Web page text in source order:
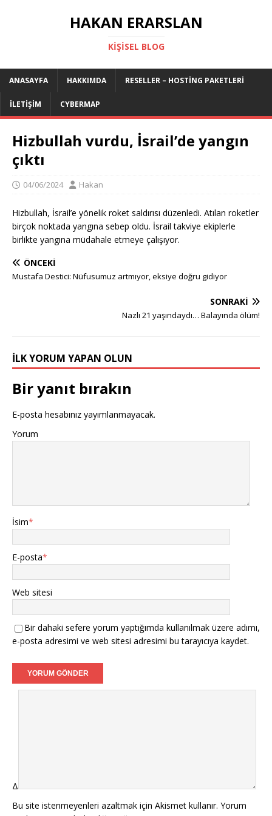
HAKAN ERARSLAN
KIŞISEL BLOG
ANASAYFA HAKKIMDA RESELLER – HOSTING PAKETLERI
İLETIŞIM CYBERMAP
Hizbullah vurdu, İsrail’de yangın
çıktı
04/06/2024 Hakan
Hizbullah, İsrail’e yönelik roket saldırısı düzenledi. Atılan roketler
birçok noktada yangına sebep oldu. İsrail takviye ekiplerle
birlikte yangına müdahale etmeye çalışıyor.
ÖNCEKI
Mustafa Destici: Nüfusumuz artmıyor, eksiye doğru gidiyor
SONRAKI
Nazlı 21 yaşındaydı… Balayında ölüm!
İLK YORUM YAPAN OLUN
Bir yanıt bırakın
E-posta hesabınız yayımlanmayacak.
Yorum
İsim*
E-posta*
Web sitesi
Bir dahaki sefere yorum yaptığımda kullanılmak üzere adımı,
e-posta adresimi ve web sitesi adresimi bu tarayıcıya kaydet.
Δ
Bu site istenmeyenleri azaltmak için Akismet kullanır. Yorum